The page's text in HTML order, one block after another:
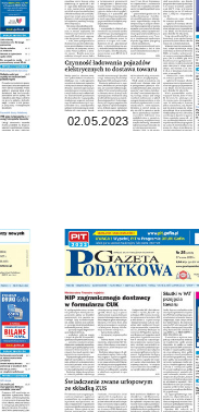
02.05.2023